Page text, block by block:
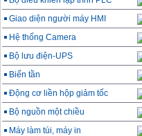
Giao diện người máy HMI
Hệ thống Camera
Bộ lưu điện-UPS
Biến tần
Động cơ liền hộp giảm tốc
Bộ nguồn một chiều
Máy làm túi, máy in